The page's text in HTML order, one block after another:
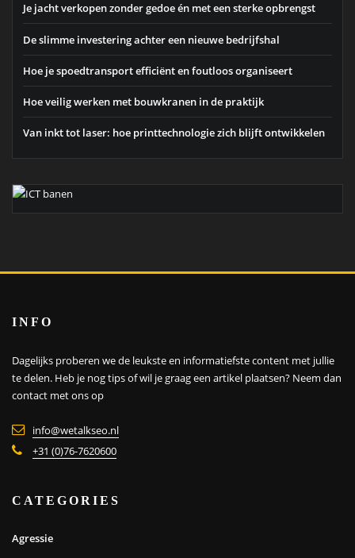
Je jacht verkopen zonder gedoe én met een sterke opbrengst
De slimme investering achter een nieuwe bedrijfshal
Hoe je spoedtransport efficiënt en foutloos organiseert
Hoe veilig werken met bouwkranen in de praktijk
Van inkt tot laser: hoe printtechnologie zich blijft ontwikkelen
INFO
Dagelijks proberen we de leukste en informatiefste content met jullie
te delen. Heb je nog tips of wil je graag een artikel plaatsen? Neem dan
contact met ons op
info@wetalkseo.nl
+31 (0)76-7620600
CATEGORIES
Agressie